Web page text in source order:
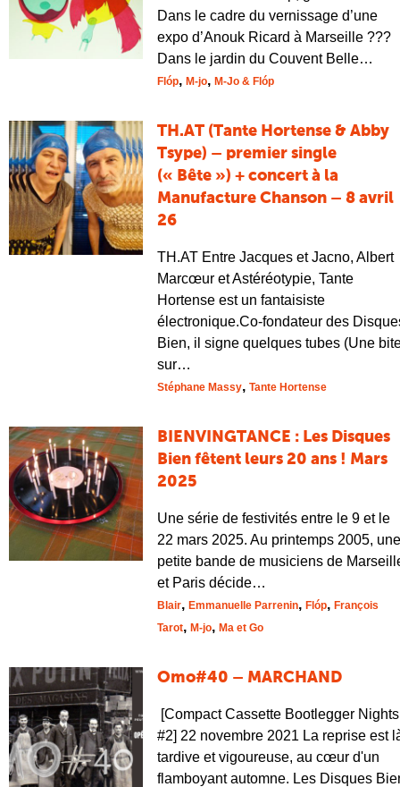
Dans le cadre du vernissage d’une
expo d’Anouk Ricard à Marseille ???
Dans le jardin du Couvent Belle…
Flóp, M-jo, M-Jo & Flóp
TH.AT (Tante Hortense & Abby
Tsype) – premier single
(« Bête ») + concert à la
Manufacture Chanson – 8 avril
26
TH.AT Entre Jacques et Jacno, Albert
Marcœur et Astéréotypie, Tante
Hortense est un fantaisiste
électronique.Co-fondateur des
Bien, il signe quelques tubes (Une
sur…
Stéphane Massy, Tante Hortense
BIENVINGTANCE : Les Disques
Bien fêtent leurs 20 ans ! Mars
2025
Une série de festivités entre le 9 et le
22 mars 2025. Au printemps 2005, une
petite bande de musiciens de
et Paris décide…
Blair, Emmanuelle Parrenin, Flóp, François
Tarot, M-jo, Ma et Go
Omo#40 – MARCHAND
[Compact Cassette Bootlegger Nights
#2] 22 novembre 2021 La reprise est
tardive et vigoureuse, au cœur d'un
flamboyant automne. Les Disques